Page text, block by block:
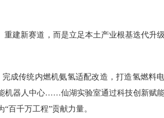
建新赛道，而是立足本土产业根基迭代升
成传统内燃机氨氢适配改造，打造氢燃料
机器人中心……仙湖实验室通过科技创新赋
百千万工程”贡献力量。